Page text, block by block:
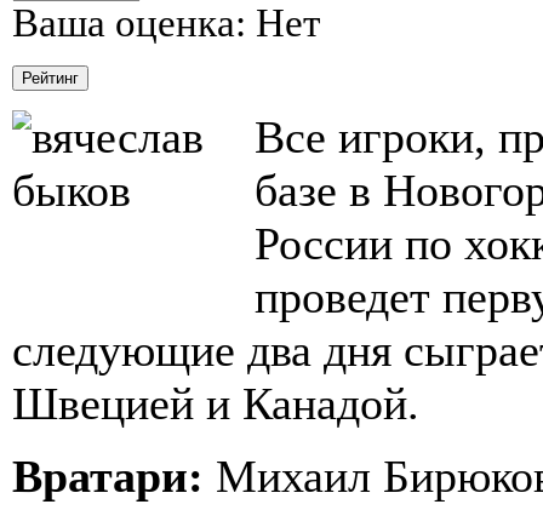
Ваша оценка: Нет
Все игроки,
базе в
России по
проведет
следующие два дня
Швецией и Канадой.
Вратари: Михаил